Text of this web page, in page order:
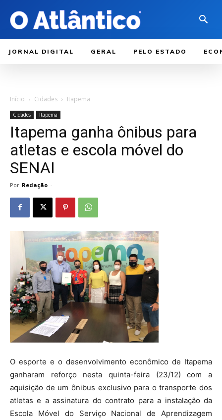
JORNAL DIGITAL GERAL PELO ESTADO
Início Cidades Itapema
Cidades Itapema
Itapema ganha ônibus para
atletas e escola móvel do
SENAI
Por Redação -
O esporte e o desenvolvimento econômico de Itapema
ganharam reforço nesta quinta-feira (23/12) com a
aquisição de um ônibus exclusivo para o transporte dos
atletas e a assinatura do contrato para a instalação da
Escola Móvel do Serviço Nacional de Aprendizagem